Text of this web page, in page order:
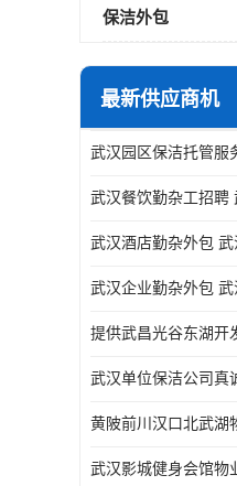
保洁外包
最新供应商机
黄陂前川汉口北武湖
武汉影城健身会馆物